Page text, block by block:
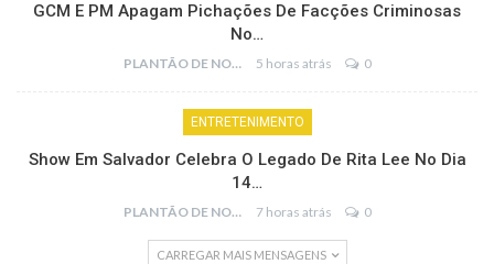
GCM E PM Apagam Pichações De Facções Criminosas
No…
PLANTÃO DE NOTÍCIAS 5 horas atrás 0
ENTRETENIMENTO
Show Em Salvador Celebra O Legado De Rita Lee No Dia
14…
PLANTÃO DE NOTÍCIAS 7 horas atrás 0
CARREGAR MAIS MENSAGENS